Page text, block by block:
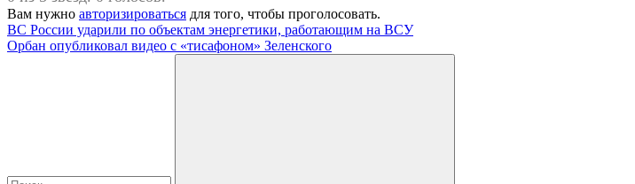
Вам нужно авторизироваться для того, чтобы проголосовать.
Навигация
по
Предыдущая
запись:
ВС России ударили по объектам энергетики, работающим на ВСУ
Следующая
Орбан опубликовал видео с «тисафоном» Зеленского